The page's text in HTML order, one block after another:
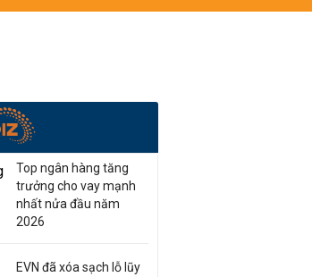
Top ngân hàng tăng
trưởng cho vay mạnh
nhất nửa đầu năm
2026
EVN đã xóa sạch lỗ lũy